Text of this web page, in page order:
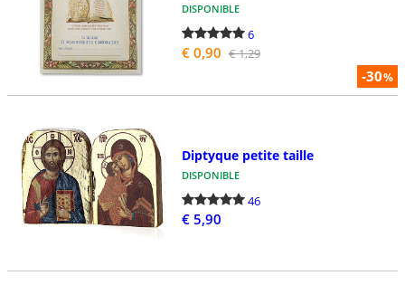
-30%
DISPONIBLE
6
€ 0,90 € 1,29
Diptyque petite taille
DISPONIBLE
46
€ 5,90